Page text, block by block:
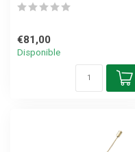
€81,00
Disponible